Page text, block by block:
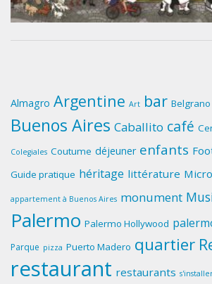
Almagro Argentine Art bar Belgrano
Buenos Aires Caballito café
Colegiales Coutume déjeuner enfants
Guide pratique héritage littérature
appartement à Buenos Aires monument
Palermo Palermo Hollywood
Parque pizza Puerto Madero quartier
restaurant restaurants